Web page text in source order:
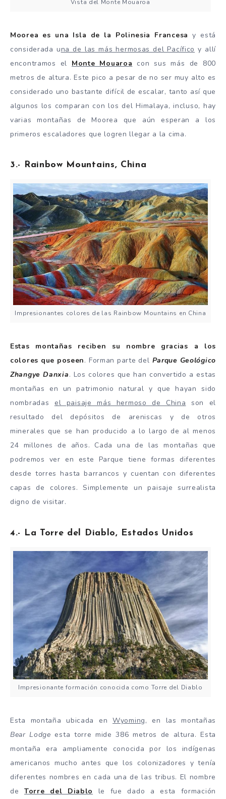
Vista del Monte Mouaroa
Moorea es una Isla de la Polinesia Francesa y está
considerada una de las más hermosas del Pacífico y allí
encontramos el Monte Mouaroa con sus más de 800
metros de altura. Este pico a pesar de no ser muy alto es
considerado uno bastante difícil de escalar, tanto así que
algunos los comparan con los del Himalaya, incluso, hay
varias montañas de Moorea que aún esperan a los
primeros escaladores que logren llegar a la cima.
3.- Rainbow Mountains, China
Impresionantes colores de las Rainbow Mountains en China
Estas montañas reciben su nombre gracias a los
colores que poseen. Forman parte del Parque Geológico
Zhangye Danxia. Los colores que han convertido a estas
montañas en un patrimonio natural y que hayan sido
nombradas el paisaje más hermoso de China son el
resultado del depósitos de areniscas y de otros
minerales que se han producido a lo largo de al menos
24 millones de años. Cada una de las montañas que
podremos ver en este Parque tiene formas diferentes
desde torres hasta barrancos y cuentan con diferentes
capas de colores. Simplemente un paisaje surrealista
digno de visitar.
4.- La Torre del Diablo, Estados Unidos
Impresionante formación conocida como Torre del Diablo
Esta montaña ubicada enWyoming, en las montañas
Bear Lodge esta torre mide 386 metros de altura. Esta
montaña era ampliamente conocida por los indígenas
americanos mucho antes que los colonizadores y tenía
diferentes nombres en cada una de las tribus. El nombre
deTorre del Diablo
le fue dado a esta formación